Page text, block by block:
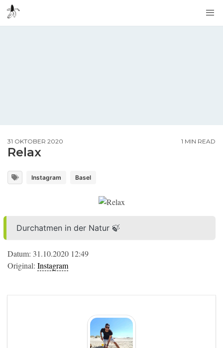
31 OKTOBER 2020 1 MIN READ
Relax
Instagram Basel
Durchatmen in der Natur 🍃
Datum: 31.10.2020 12:49
Original: Instagram